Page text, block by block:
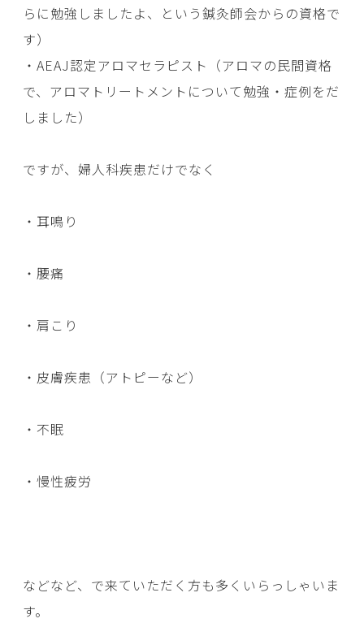
らに勉強しましたよ、という鍼灸師会からの資格で
す）
・AEAJ認定アロマセラピスト（アロマの民間資格
で、アロマトリートメントについて勉強・症例をだ
しました）
ですが、婦人科疾患だけでなく
・耳鳴り
・腰痛
・肩こり
・皮膚疾患（アトピーなど）
・不眠
・慢性疲労
などなど、で来ていただく方も多くいらっしゃいま
す。